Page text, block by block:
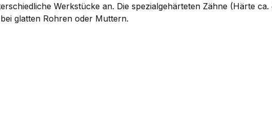
Werkstücke an. Die spezialgehärteten Zähne (Härte ca.
glatten Rohren oder Muttern.